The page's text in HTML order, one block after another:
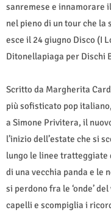
sanremese e innamorare
nel pieno di un tour che la
esce il 24 giugno Disco (I
Ditonellapiaga per Dischi
Scritto da Margherita
più sofisticato pop
a Simone Privitera, il
l’inizio dell’estate che si
lungo le linee
di una vecchia panda e le
si perdono fra le ‘onde’
capelli e scompiglia i